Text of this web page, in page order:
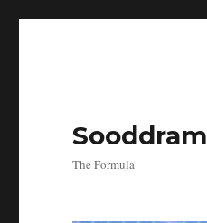
Sooddram
The Formula